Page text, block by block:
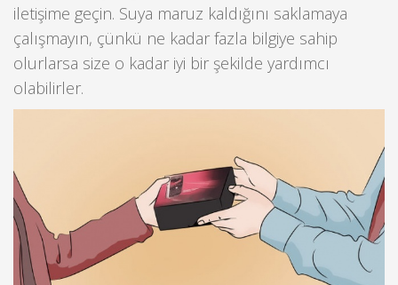
iletişime geçin. Suya maruz kaldığını saklamaya
çalışmayın, çünkü ne kadar fazla bilgiye sahip
olurlarsa size o kadar iyi bir şekilde yardımcı
olabilirler.